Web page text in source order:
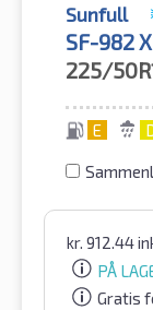
Sunfull
SF-982
225/
E
kr. 912.44
PÅ
Gratis